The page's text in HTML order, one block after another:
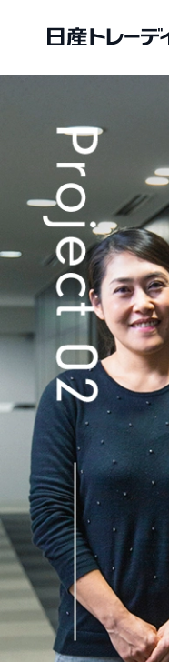
事業紹介
機械事業
企業情報
CEO挨拶